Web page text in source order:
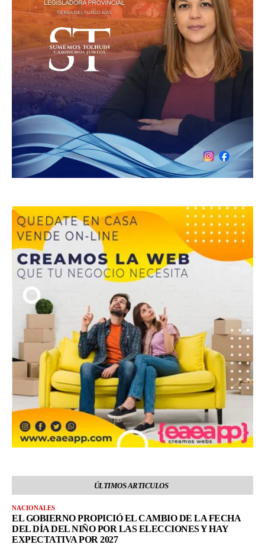
ÚLTIMOS ARTICULOS
NACIONALES
EL GOBIERNO PROPICIÓ EL CAMBIO DE LA FECHA
DEL DÍA DEL NIÑO POR LAS ELECCIONES Y HAY
EXPECTATIVA POR 2027